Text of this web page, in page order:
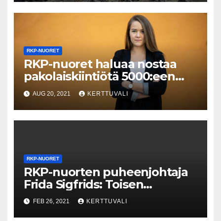
ystävänpäivää
RKP-NUORET
RKP-nuoret haluaa nostaa
pakolaiskiintiötä 5000:een
vuodessa
AUG 20, 2021 KERTTUVALI
RKP-NUORET
RKP-nuorten puheenjohtaja
Frida Sigfrids: Toisen
kotimaisen kielen opiskelu jo
ensimmäiseltä luokalta
FEB 26, 2021 KERTTUVALI